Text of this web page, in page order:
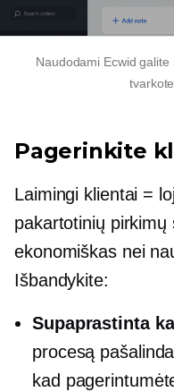
Naudodami Ecwid
Pagerinkite
Laimingi klientai =
pakartotinių pirkimų
ekonomiškasnei
Išbandykite:
Supaprastinta
procesą
kad